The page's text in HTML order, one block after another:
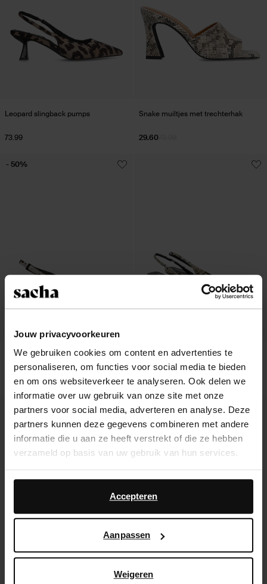
Jouw privacyvoorkeuren
We gebruiken cookies om content en advertenties te
personaliseren, om functies voor social media te bieden
en om ons websiteverkeer te analyseren. Ook delen we
informatie over uw gebruik van onze site met onze
partners voor social media, adverteren en analyse. Deze
partners kunnen deze gegevens combineren met andere
informatie die u aan ze heeft verstrekt of die ze hebben
verzameld op basis van uw gebruik van hun services.
Daarnaast werken wij samen met Google voor
advertentie- en meetdoeleinden. Meer informatie over
hoe Google uw persoonsgegevens gebruikt, vindt u op
Accepteren
Aanpassen
Weigeren
Leopard slingback pumps
73.99
Snake muiltjes met trechterhak
29.60
Cow print slingback pumps
58.00
- 50%
Slingback pumps met snake print
73.99
- 62% - 70%